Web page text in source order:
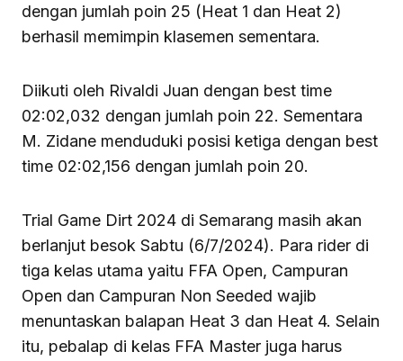
dengan jumlah poin 25 (Heat 1 dan Heat 2)
berhasil memimpin klasemen sementara.
Diikuti oleh Rivaldi Juan dengan best time
02:02,032 dengan jumlah poin 22. Sementara
M. Zidane menduduki posisi ketiga dengan best
time 02:02,156 dengan jumlah poin 20.
Trial Game Dirt 2024 di Semarang masih akan
berlanjut besok Sabtu (6/7/2024). Para rider di
tiga kelas utama yaitu FFA Open, Campuran
Open dan Campuran Non Seeded wajib
menuntaskan balapan Heat 3 dan Heat 4. Selain
itu, pebalap di kelas FFA Master juga harus